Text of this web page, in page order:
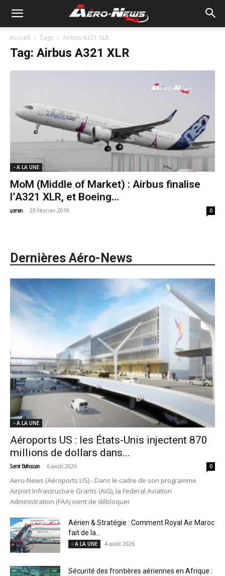
Accueil Tags Airbus A321 XLR
Tag: Airbus A321 XLR
- A LA UNE
MoM (Middle of Market) : Airbus finalise
l’A321 XLR, et Boeing...
yamen - 23 février 2019 0
Dernières Aéro-News
- A LA UNE
Aéroports US : les États-Unis injectent 870
millions de dollars dans...
Samir Belhassen - 6 août 2026 0
Aero-News (Aéroports US) - Dans le cadre de son programme
Airport Infrastructure Grants (AIG), la Federal Aviation
Administration (FAA) vient de débloquer
Aérien & Stratégie : Comment Royal Air Maroc
fait de la...
- A LA UNE 4 août 2026
Sécurité des frontières aériennes en Afrique :